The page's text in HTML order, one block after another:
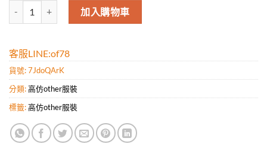
高仿潮牌Aape男款新款時尚休閑短袖T恤.好質量是您的需求好品味是
加入購物車
客服LINE:of78
貨號:7JdoQArK
分類:高仿other服裝
標籤:高仿other服裝